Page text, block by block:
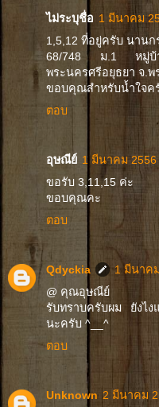
ไม่ระบุชื่อ 1 มีนาคม
1,5,12 ที่อยู่ครับ นาน
68/748 ม.1 หมู่บ้
พระนครศรีอยุธยา จ.พ
ขอบคุณสำหรับน้ำใจค
ตอบ
อุษณีย์ 1 มีนาคม 2556
ขอรับ 3,11,15 ค่ะ
ขอบคุณคะ
ตอบ
Qdyckia
1 มีนาค
@ คุณอุษณีย์
รับทราบครับผม ยังไง
นะครับ ^__^
ตอบ
Unknown 2 มีนาคม